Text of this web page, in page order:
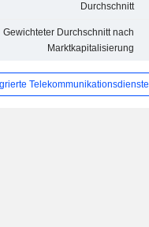
Durchschnitt
Gewichteter Durchschnitt nach
Marktkapitalisierung
Telekommunikationsdienste